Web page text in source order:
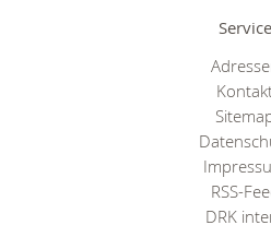
Service
RSS-
DRK